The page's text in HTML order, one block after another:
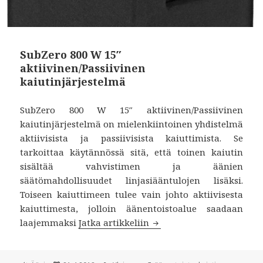
SubZero 800 W 15″
aktiivinen/Passiivinen
kaiutinjärjestelmä
SubZero 800 W 15″ aktiivinen/Passiivinen
kaiutinjärjestelmä on mielenkiintoinen yhdistelmä
aktiivisista ja passiivisista kaiuttimista. Se
tarkoittaa käytännössä sitä, että toinen kaiutin
sisältää vahvistimen ja äänien
säätömahdollisuudet linjasiääntulojen lisäksi.
Toiseen kaiuttimeen tulee vain johto aktiivisesta
kaiuttimesta, jolloin äänentoistoalue saadaan
laajemmaksiJatka artikkeliin SubZero 800 W 15″